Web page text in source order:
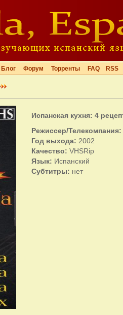
Блог Форум Торренты FAQ RSS
Испанская кухня: 4
Режиссер/Телекомпания:
Год выхода: 2002
Качество: VHSRip
Язык: Испанский
Субтитры: нет